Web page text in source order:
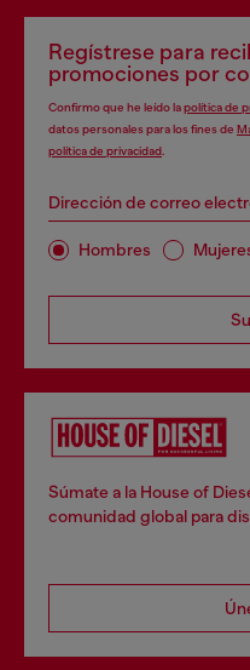
Regístrese para
promociones por
Confirmo que he leído lapolítica de
datos personales para los fines de
política de privacidad
Dirección de correo
Hombres
Súmate a la House of
comunidad global para